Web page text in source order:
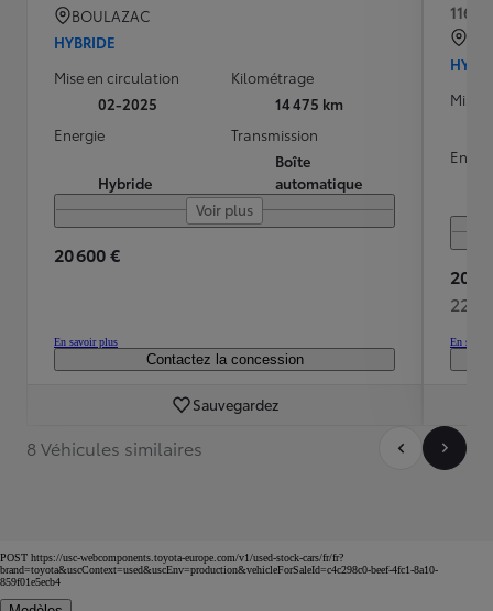
BOULAZAC
HYBRIDE
Mise en circulation
02-2025
Kilométrage
14 475 km
Energie
Hybride
Transmission
Boîte
automatique
Voir plus
20 600 €
En savoir plus
Contactez la concession
Sauvegardez
116h
Mise
20
225
En
8 Véhicules similaires
POST https://usc-webcomponents.toyota-europe.com/v1/used-stock-cars/fr/fr?
brand=toyota&uscContext=used&uscEnv=production&vehicleForSaleId=c4c298c0-beef-4fc1-8a10-
859f01e5ecb4